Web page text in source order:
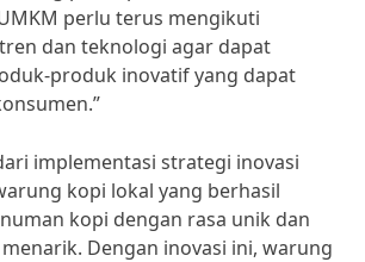
perlu terus mengikuti
dan teknologi agar dapat
produk inovatif yang dapat
implementasi strategi inovasi
kopi lokal yang berhasil
kopi dengan rasa unik dan
Dengan inovasi ini, warung